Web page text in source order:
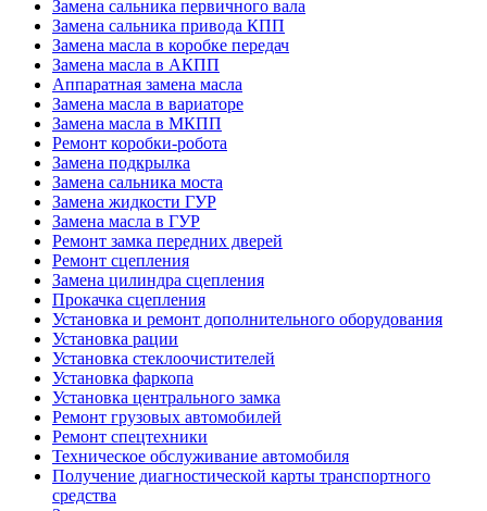
Замена сальника первичного вала
Замена сальника привода КПП
Замена масла в коробке передач
Замена масла в АКПП
Аппаратная замена масла
Замена масла в вариаторе
Замена масла в МКПП
Ремонт коробки-робота
Замена подкрылка
Замена сальника моста
Замена жидкости ГУР
Замена масла в ГУР
Ремонт замка передних дверей
Ремонт сцепления
Замена цилиндра сцепления
Прокачка сцепления
Установка и ремонт дополнительного оборудования
Установка рации
Установка стеклоочистителей
Установка фаркопа
Установка центрального замка
Ремонт грузовых автомобилей
Ремонт спецтехники
Техническое обслуживание автомобиля
Получение диагностической карты транспортного
средства